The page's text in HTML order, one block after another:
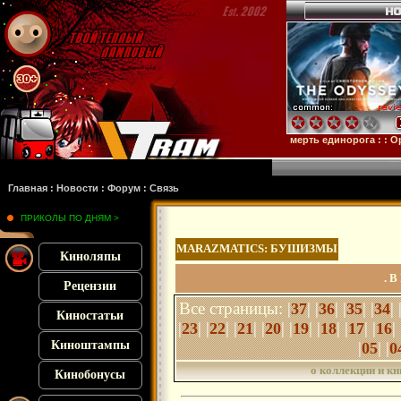
Главная : Новости : Форум : Связь
: :Микки 17: :Субстанция: :28 лет спустя Смерть единорога: :Орудия:
ПРИКОЛЫ ПО ДНЯМ >
Киноляпы
Рецензии
Киностатьи
Киноштампы
Кинобонусы
MARAZMATICS: БУШИЗМЫ
.
Все страницы:|37| |36| |35| |34|
|23| |22| |21| |20| |19| |18| |17| |16|
|05| |
о коллекции и